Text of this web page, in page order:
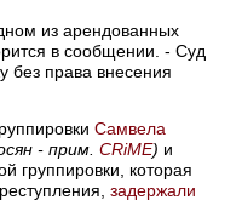
из арендованных
в сообщении. - Суд
без права внесения
Самвела
- прим.CRiME) и
группировки, которая
задержали